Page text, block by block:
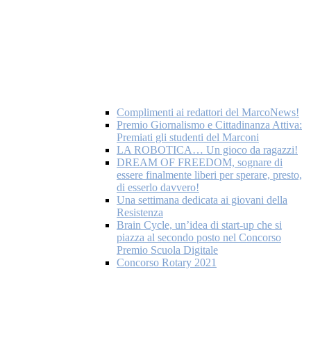
Complimenti ai redattori del MarcoNews!
Premio Giornalismo e Cittadinanza Attiva:
Premiati gli studenti del Marconi
LA ROBOTICA… Un gioco da ragazzi!
DREAM OF FREEDOM, sognare di
essere finalmente liberi per sperare, presto,
di esserlo davvero!
Una settimana dedicata ai giovani della
Resistenza
Brain Cycle, un’idea di start-up che si
piazza al secondo posto nel Concorso
Premio Scuola Digitale
Concorso Rotary 2021